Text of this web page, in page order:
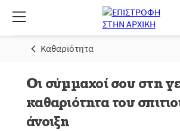
Καθαριότητα
Οι σύμμαχοί σου στη
καθαριότητα του
άνοιξη